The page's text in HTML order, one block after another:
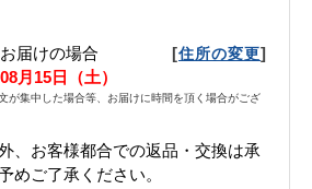
届けの場合 [住所の変更]
月15日（土）
が集中した場合等、お届けに時間を頂く場合がござ
、お客様都合での返品・交換は承
めご了承ください。